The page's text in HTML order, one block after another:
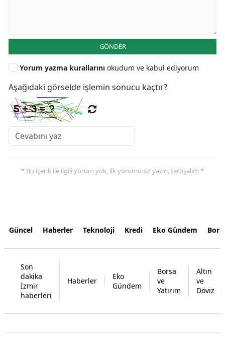
GÖNDER
Yorum yazma kurallarını okudum ve kabul ediyorum
Aşağıdaki görselde işlemin sonucu kaçtır?
* Bu içerik ile ilgili yorum yok, ilk yorumu siz yazın, tartışalım *
Güncel Haberler Teknoloji Kredi Eko Gündem
Son
dakika
İzmir
haberleri
Haberler
Eko
Gündem
Borsa
ve
Yatırım
Altın
ve
Döviz